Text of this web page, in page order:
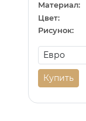
Материал:
Цвет:
Рисунок:
Купить